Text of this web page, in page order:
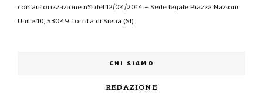
con autorizzazione n°1 del 12/04/2014 – Sede legale Piazza Nazioni
Unite 10, 53049 Torrita di Siena (SI)
CHI SIAMO
REDAZIONE